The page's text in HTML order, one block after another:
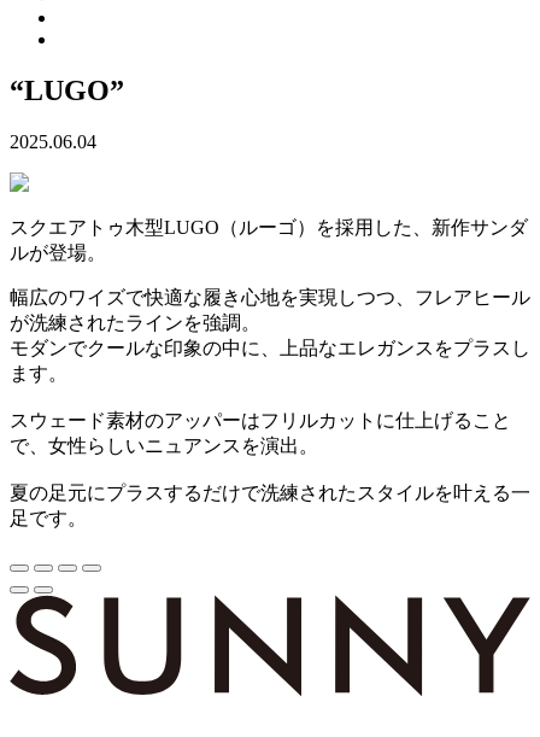
“LUGO”
2025.06.04
スクエアトゥ木型LUGO（ルーゴ）を採用した、新作サンダ
ルが登場。
幅広のワイズで快適な履き心地を実現しつつ、フレアヒール
が洗練されたラインを強調。
モダンでクールな印象の中に、上品なエレガンスをプラスし
ます。
スウェード素材のアッパーはフリルカットに仕上げること
で、女性らしいニュアンスを演出。
夏の足元にプラスするだけで洗練されたスタイルを叶える一
足です。